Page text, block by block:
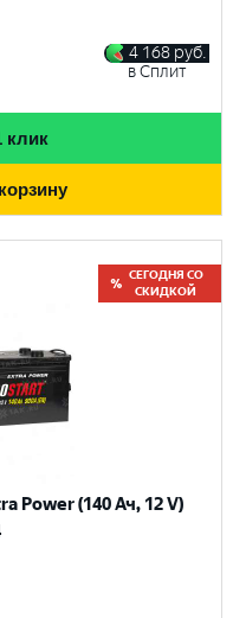
4 168 руб.
в Сплит
клик
СЕГОДНЯ СО
СКИДКОЙ
Power (140 Ач, 12 V)